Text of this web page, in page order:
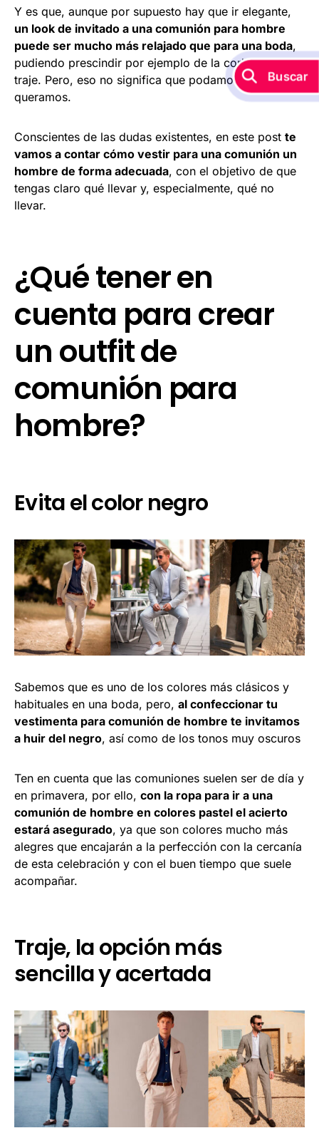
Y es que, aunque por supuesto hay que ir elegante,
un look de invitado a una comunión para hombre
puede ser mucho más relajado que para una boda,
pudiendo prescindir por ejemplo de la corbata o del
traje. Pero, eso no significa que podamos ir como
queramos.
Conscientes de las dudas existentes, en este post te
vamos a contar cómo vestir para una comunión un
hombre de forma adecuada, con el objetivo de que
tengas claro qué llevar y, especialmente, qué no
llevar.
¿Qué tener en
cuenta para crear
un outfit de
comunión para
hombre?
Evita el color negro
Sabemos que es uno de los colores más clásicos y
habituales en una boda, pero, al confeccionar tu
vestimenta para comunión de hombre te invitamos
a huir del negro, así como de los tonos muy oscuros
Ten en cuenta que las comuniones suelen ser de día y
en primavera, por ello, con la ropa para ir a una
comunión de hombre en colores pastel el acierto
estará asegurado, ya que son colores mucho más
alegres que encajarán a la perfección con la cercanía
de esta celebración y con el buen tiempo que suele
acompañar.
Traje, la opción más
sencilla y acertada
Buscar